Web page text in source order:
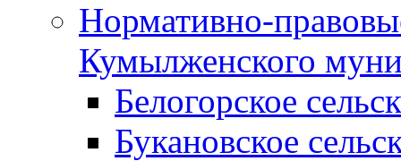
Нормативно-
Кумылженского
Белогорское
Букановское